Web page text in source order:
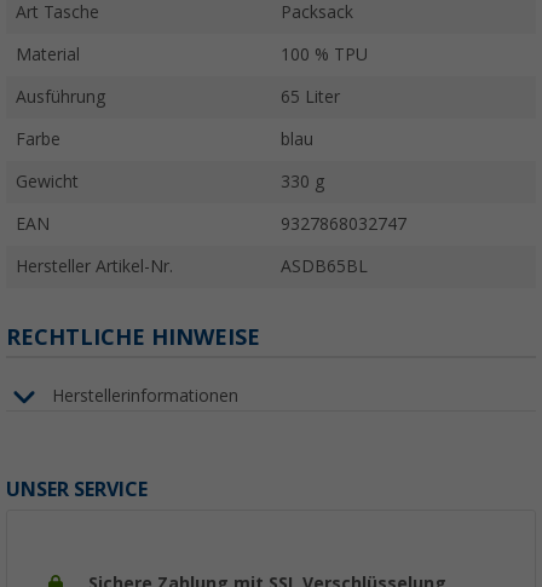
Art Tasche Packsack
Material 100 % TPU
Ausführung 65 Liter
Farbe blau
Gewicht 330 g
EAN 9327868032747
Hersteller Artikel-Nr. ASDB65BL
RECHTLICHE HINWEISE
Herstellerinformationen
UNSER SERVICE